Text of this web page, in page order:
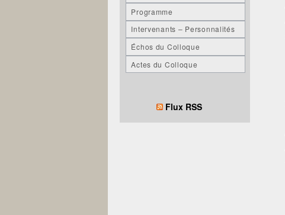
Programme
Intervenants – Personnalités
Échos du Colloque
Actes du Colloque
Flux RSS